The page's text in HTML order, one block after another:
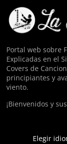
Anónimo139826
eyy
Anónimo140074
hola
Portal web sobre
Explicadas en el
Covers de
principiantes y
viento.
¡Bienvenidos y
Elegir